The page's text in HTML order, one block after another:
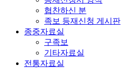
협찬하신 분
족보 등재신청 게시판
종중자료실
구족보
기타자료실
전통자료실